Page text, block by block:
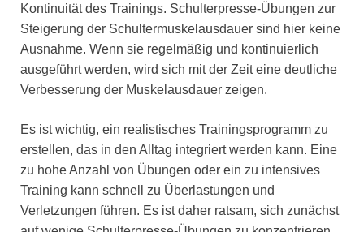
Kontinuität des Trainings. Schulterpresse-Übungen zur
Steigerung der Schultermuskelausdauer sind hier keine
Ausnahme. Wenn sie regelmäßig und kontinuierlich
ausgeführt werden, wird sich mit der Zeit eine deutliche
Verbesserung der Muskelausdauer zeigen.
Es ist wichtig, ein realistisches Trainingsprogramm zu
erstellen, das in den Alltag integriert werden kann. Eine
zu hohe Anzahl von Übungen oder ein zu intensives
Training kann schnell zu Überlastungen und
Verletzungen führen. Es ist daher ratsam, sich zunächst